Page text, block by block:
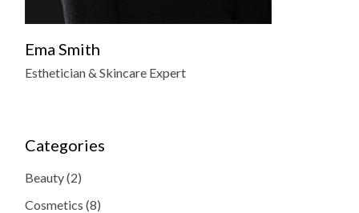
Ema Smith
Esthetician & Skincare Expert
Categories
Beauty(2)
Cosmetics (8)